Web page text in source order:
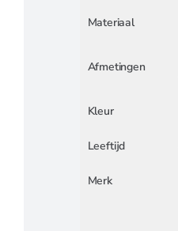
Materiaal
Afmetingen
Kleur
Leeftijd
Merk